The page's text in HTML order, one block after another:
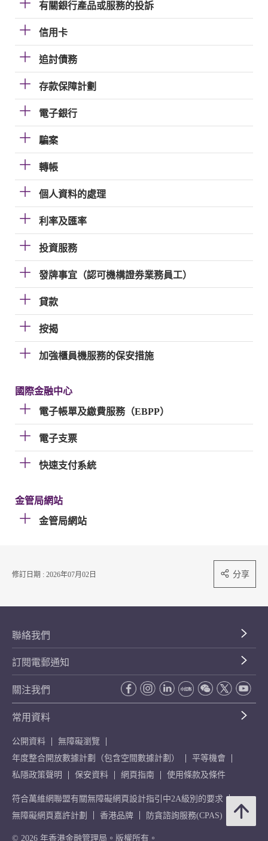
有關銀行產品或服務的投訴
信用卡
追討債務
存款保障計劃
電子銀行
騙案
轉帳
個人資料的處理
利率及匯率
投資服務
發牌事宜（認可機構證券業務員工）
貸款
按揭
加強櫃員機服務的保安措施
國際金融中心
電子帳單及繳費服務（EBPP）
電子支票
快速支付系統
金管局網站
金管局網站
修訂日期 : 2026年07月02日 分享
聯絡我們
訂閱電郵通知
關注我們
常用資料
公開資料
無障礙瀏覽
年度整合開放數據計劃（包含空間數據計劃）
平等機會
私隱政策聲明
保安資料 網頁指南 使用條款及條件
符合萬維網聯盟有關無障礙網頁設計指引中2A級別的要求
無障礙網頁嘉許計劃
香港品牌 防貪諮詢服務(CPAS)
© 2026 年香港金融管理局。版權所有。